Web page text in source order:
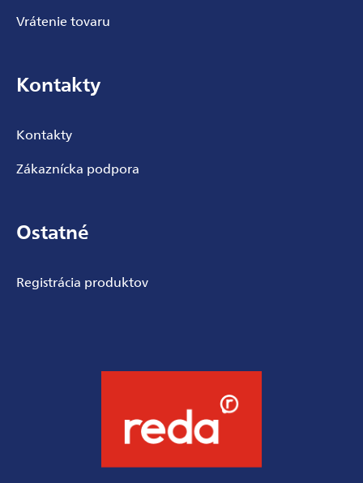
Vrátenie tovaru
Kontakty
Kontakty
Zákaznícka podpora
Ostatné
Registrácia produktov